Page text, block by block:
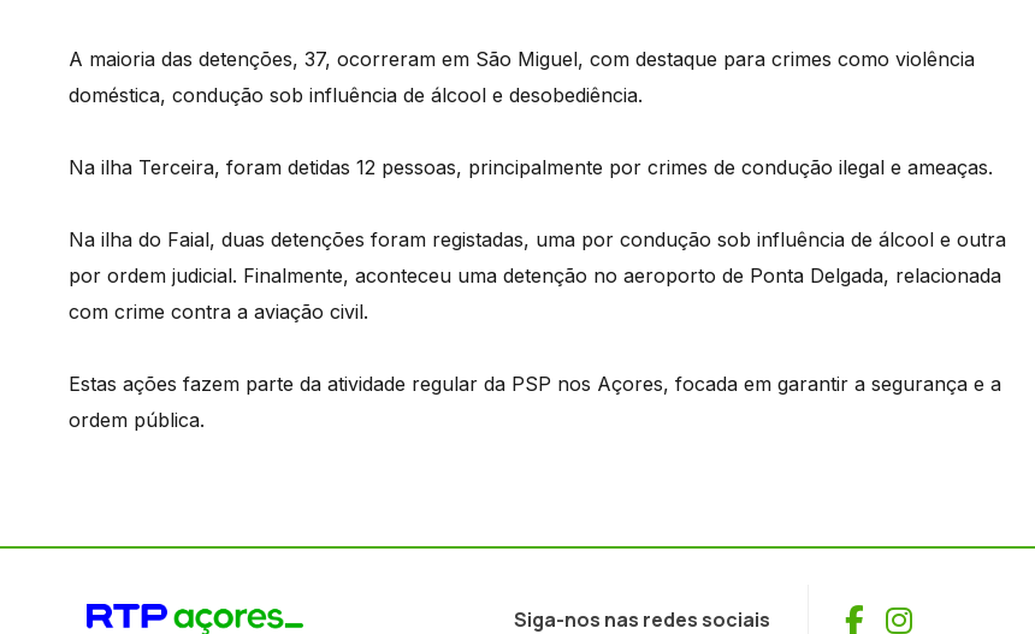
A maioria das detenções, 37, ocorreram em São Miguel, com destaque para crimes como violência
doméstica, condução sob influência de álcool e desobediência.
Na ilha Terceira, foram detidas 12 pessoas, principalmente por crimes de condução ilegal e ameaças.
Na ilha do Faial, duas detenções foram registadas, uma por condução sob influência de álcool e outra
por ordem judicial. Finalmente, aconteceu uma detenção no aeroporto de Ponta Delgada, relacionada
com crime contra a aviação civil.
Estas ações fazem parte da atividade regular da PSP nos Açores, focada em garantir a segurança e a
ordem pública.
Siga-nos nas redes sociais Facebook
Instagram